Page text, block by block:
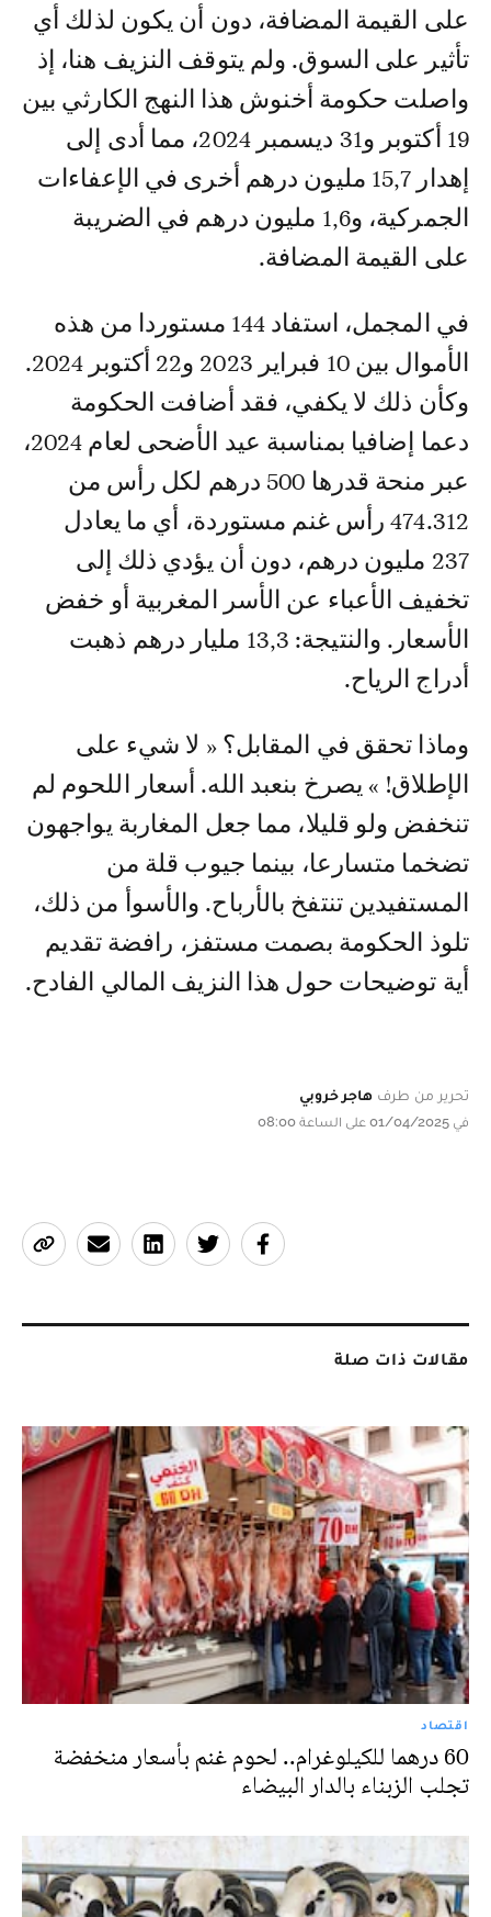
على القيمة المضافة، دون أن يكون لذلك أي
تأثير على السوق. ولم يتوقف النزيف هنا، إذ
واصلت حكومة أخنوش هذا النهج الكارثي بين
19 أكتوبر و31 ديسمبر 2024، مما أدى إلى
إهدار 15,7 مليون درهم أخرى في الإعفاءات
الجمركية، و1,6 مليون درهم في الضريبة
على القيمة المضافة.
في المجمل، استفاد 144 مستوردا من هذه
الأموال بين 10 فبراير 2023 و22 أكتوبر 2024.
وكأن ذلك لا يكفي، فقد أضافت الحكومة
دعما إضافيا بمناسبة عيد الأضحى لعام 2024،
عبر منحة قدرها 500 درهم لكل رأس من
474.312 رأس غنم مستوردة، أي ما يعادل
237 مليون درهم، دون أن يؤدي ذلك إلى
تخفيف الأعباء عن الأسر المغربية أو خفض
الأسعار. والنتيجة: 13,3 مليار درهم ذهبت
أدراج الرياح.
وماذا تحقق في المقابل؟ « لا شيء على
الإطلاق! » يصرخ بنعبد الله. أسعار اللحوم لم
تنخفض ولو قليلا، مما جعل المغاربة يواجهون
تضخما متسارعا، بينما جيوب قلة من
المستفيدين تنتفخ بالأرباح. والأسوأ من ذلك،
تلوذ الحكومة بصمت مستفز، رافضة تقديم
أية توضيحات حول هذا النزيف المالي الفادح.
تحرير من طرف هاجر خروبي
في 01/04/2025 على الساعة 08:00
مقالات ذات صلة
اقتصاد
60 درهما للكيلوغرام.. لحوم غنم بأسعار منخفضة
تجلب الزبناء بالدار البيضاء